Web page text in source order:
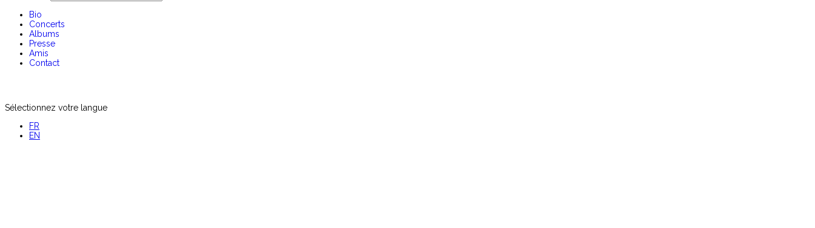
Bio
Concerts
Albums
Presse
Amis
Contact
Sélectionnez votre langue
FR
EN